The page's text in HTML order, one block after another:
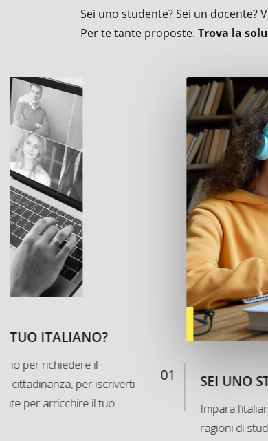
Sei uno studente? Sei un docente?
Per te tante proposte. Trova la
TUO ITALIANO?
per richiedere il
cittadinanza, per iscriverti
per arricchire il tuo
01 SEI UNO
Impara
ragioni di